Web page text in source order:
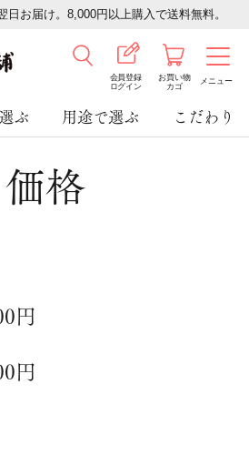
日お届け。8,000円以上購入で送料無料。
会員登録
ログイン
お買い物
カゴ
メニュー
ぶ 用途で選ぶ こだわり
価格
円
円